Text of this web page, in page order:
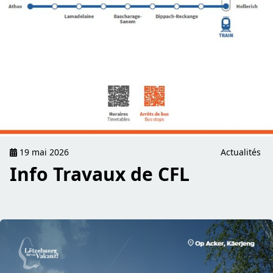
19 mai 2026 Actualités
Info Travaux de CFL
read VËLOSUMMER 2026